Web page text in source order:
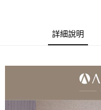
３．收到繳費通知簡訊後14天內
※ 交易是否成功請以「AFTEE先
是否繳費成功／繳費後需取消欲
https://
7-11取貨付款
每筆NT$80，滿NT$599(含
詳細說明